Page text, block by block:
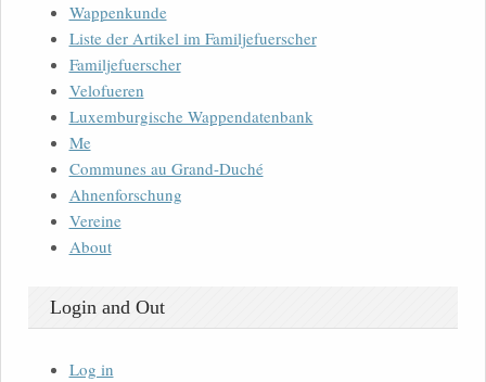
Wappenkunde
Liste der Artikel im Familjefuerscher
Familjefuerscher
Velofueren
Luxemburgische Wappendatenbank
Me
Communes au Grand-Duché
Ahnenforschung
Vereine
About
Login and Out
Log in